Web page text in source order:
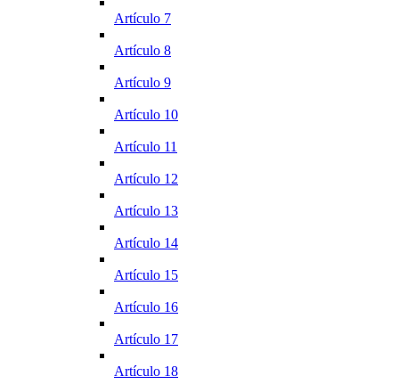
Artículo 7
Artículo 8
Artículo 9
Artículo 10
Artículo 11
Artículo 12
Artículo 13
Artículo 14
Artículo 15
Artículo 16
Artículo 17
Artículo 18